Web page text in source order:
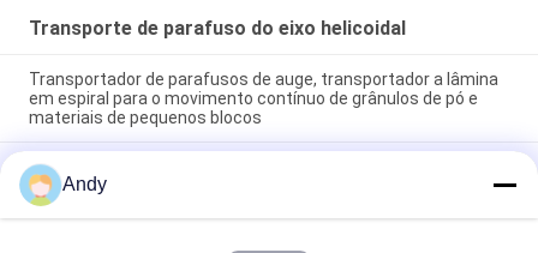
Transporte de parafuso do eixo helicoidal
Transportador de parafusos de auge, transportador a lâmina
em espiral para o movimento contínuo de grânulos de pó e
materiais de pequenos blocos
Transportador de parafusos de auge, transportador a lâmina
em espiral para o movimento contínuo de grânulos de pó e
materiais de pequenos blocos
Andy